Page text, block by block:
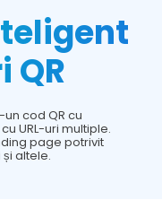
QR
cod QR cu
URL-uri multiple.
page potrivit
altele.